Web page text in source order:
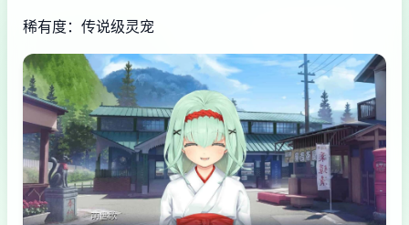
稀有度：传说级灵宠